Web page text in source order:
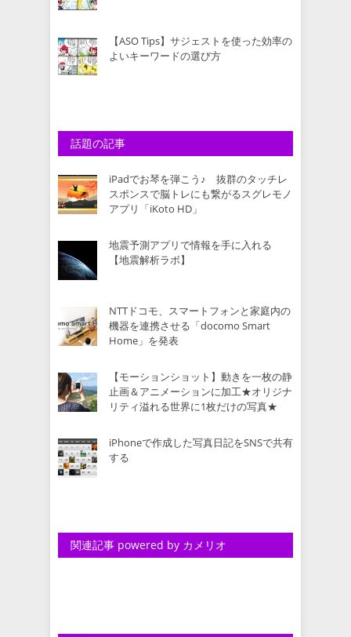
【ASO Tips】サジェストを使った効率の
よいキーワードの選び方
話題の記事
iPadでお琴を弾こう♪ 抜群のタッチレ
スポンスで脳トレにも繋がるスグレモノ
アプリ「iKoto HD」
地震予測アプリで情報を手に入れる
【地震解析ラボ】
NTTドコモ、スマートフォンと家庭内の
機器を連携させる「docomo Smart
Home」を発表
【モーションショット】動きを一枚の静
止画＆アニメーションに加工★オリジナ
リティ溢れる世界に1枚だけの写真★
iPhoneで作成した写真日記をSNSで共有
する
関連記事 powered by カメリオ